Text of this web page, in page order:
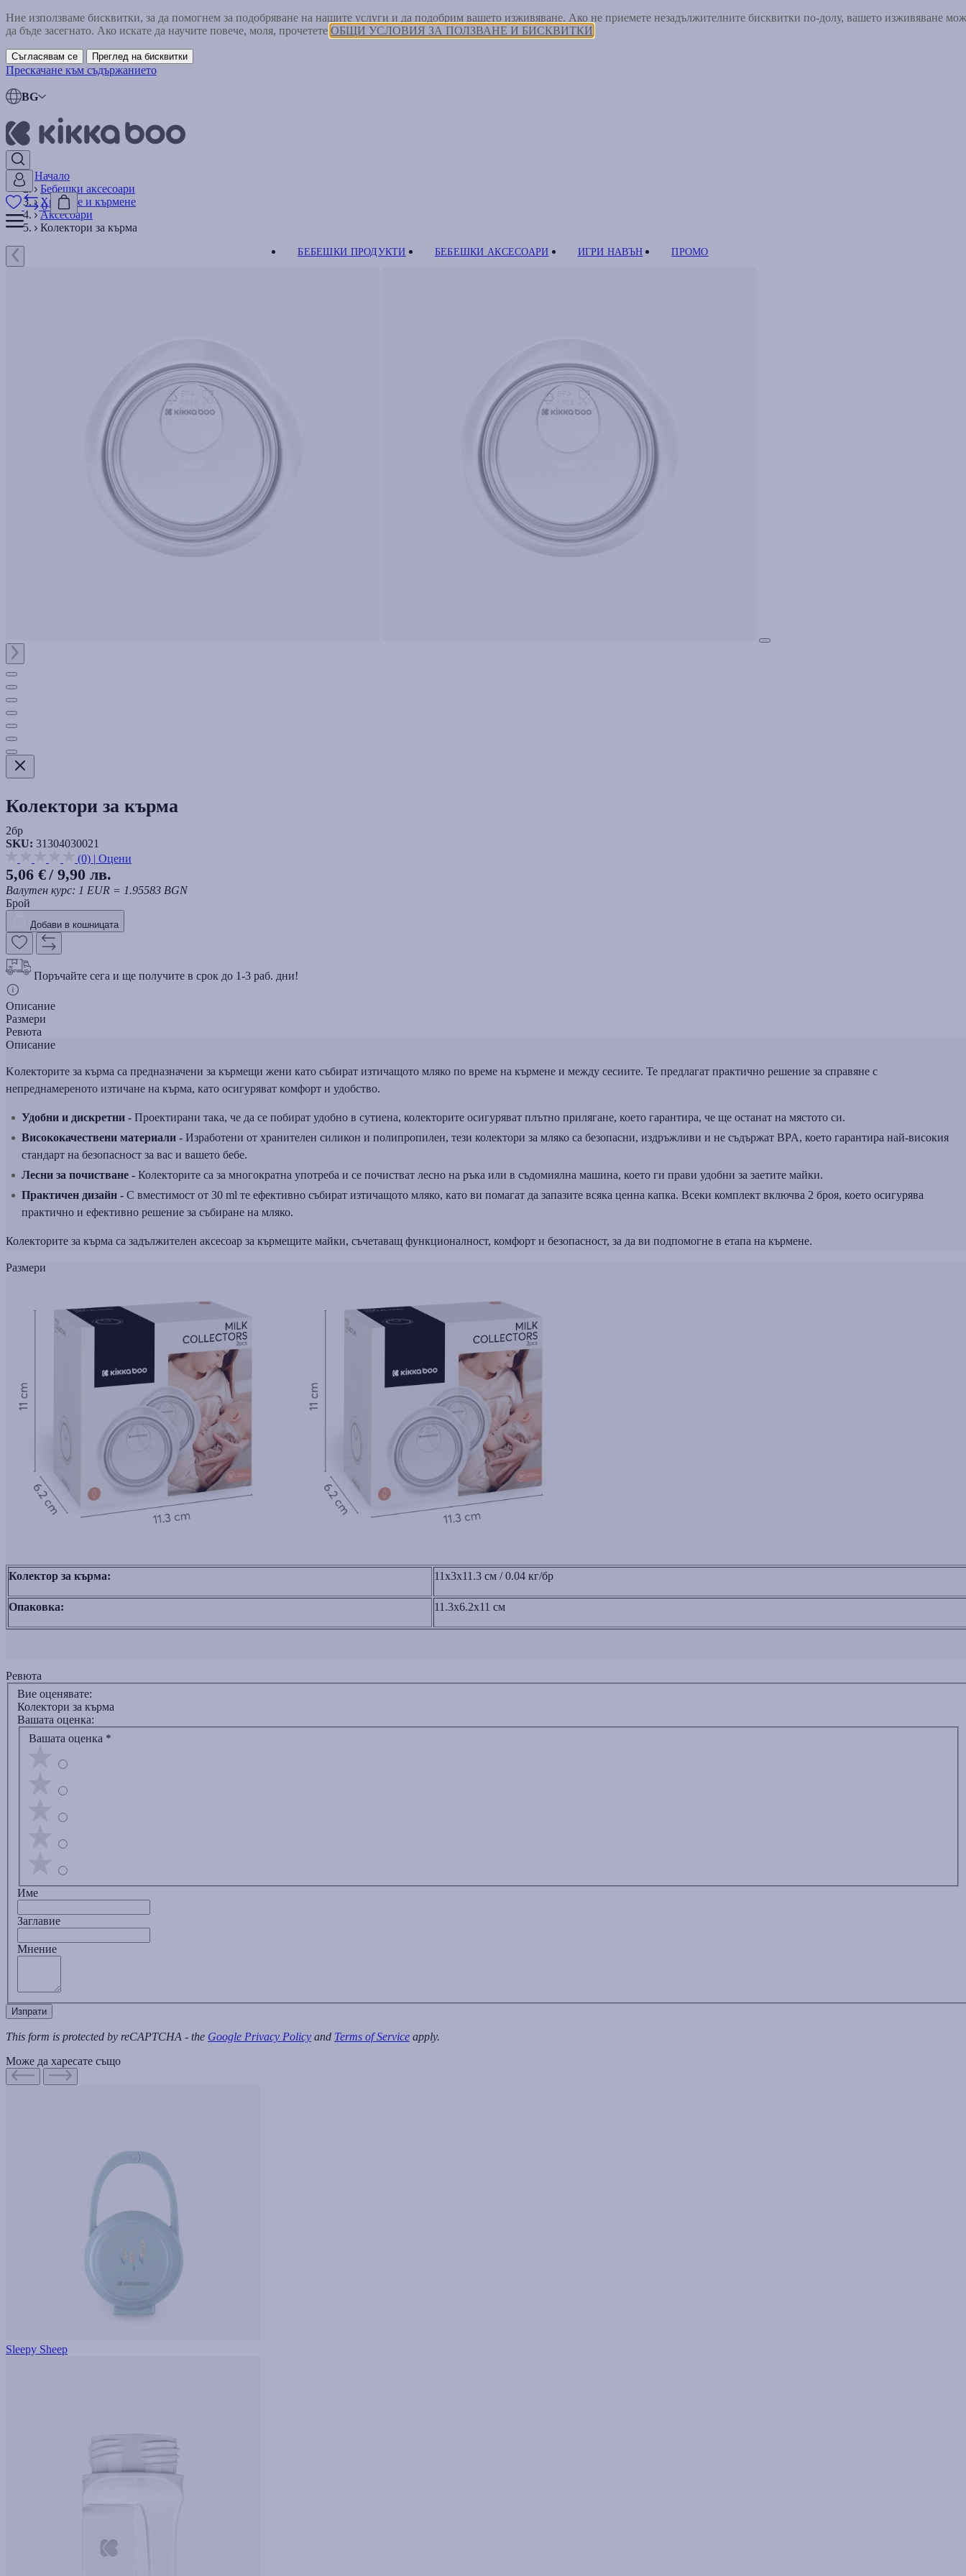
Ние използваме бисквитки, за да помогнем за подобряване на нашите услуги и да подобрим вашето изживяване. Ако не приемете незадължителните бисквитки по-долу, вашето изживяване
да бъде засегнато. Ако искате да научите повече, моля, прочетете ОБЩИ УСЛОВИЯ ЗА ПОЛЗВАНЕ И БИСКВИТКИ
Съгласявам се Преглед на бисквитки
Прескачане към съдържанието
BG
0
БЕБЕШКИ ПРОДУКТИ БЕБЕШКИ АКСЕСОАРИ ИГРИ НАВЪН ПРОМО
Начало
Бебешки аксесоари
Хранене и кърмене
Аксесоари
Колектори за кърма
Колектори за кърма
2бр
SKU: 31304030021
(0) | Оцени
5,06 €/ 9,90 лв.
Валутен курс: 1 EUR = 1.95583 BGN
Брой
Добави в кошницата
Поръчайте сега и ще получите в срок до 1-3 раб. дни!
Описание
Размери
Ревюта
Описание
Kолекторите за кърма са предназначени за кърмещи жени като събират изтичащото мляко по време на кърмене и между сесиите. Те предлагат практично решение за справяне с
непреднамереното изтичане на кърма, като осигуряват комфорт и удобство.
Удобни и дискретни - Проектирани така, че да се побират удобно в сутиена, колекторите осигуряват плътно прилягане, което гарантира, че ще останат на мястото си.
Висококачествени материали - Изработени от хранителен силикон и полипропилен, тези колектори за мляко са безопасни, издръжливи и не съдържат BPA, което гарантира най-високия
стандарт на безопасност за вас и вашето бебе.
Лесни за почистване - Колекторите са за многократна употреба и се почистват лесно на ръка или в съдомиялна машина, което ги прави удобни за заетите майки.
Практичен дизайн - С вместимост от 30 ml те ефективно събират изтичащото мляко, като ви помагат да запазите всяка ценна капка. Всеки комплект включва 2 броя, което осигурява
практично и ефективно решение за събиране на мляко.
Колекторите за кърма са задължителен аксесоар за кърмещите майки, съчетаващ функционалност, комфорт и безопасност, за да ви подпомогне в етапа на кърмене.
Размери
Колектор за кърма: 11x3x11.3 cм / 0.04 кг/бр
Опаковка: 11.3x6.2x11 см
Ревюта
Вие оценявате:
Колектори за кърма
Вашата оценка:
Вашата оценка *
Име
Заглавиe
Мнение
Изпрати
This form is protected by reCAPTCHA - the Google Privacy Policy and Terms of Service apply.
Може да харесате също
Sleepy Sheep